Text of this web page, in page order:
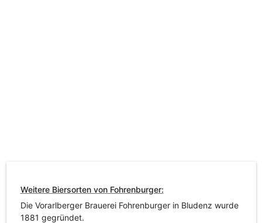
Weitere Biersorten von Fohrenburger:
Die Vorarlberger Brauerei Fohrenburger in Bludenz wurde
1881 gegründet.